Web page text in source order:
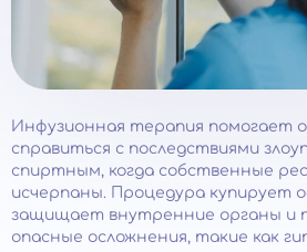
Инфузионная терапия помогает
справиться с последствиями
спиртным, когда собственные
исчерпаны. Процедура купирует
защищает внутренние органы и
опасные осложнения, такие как